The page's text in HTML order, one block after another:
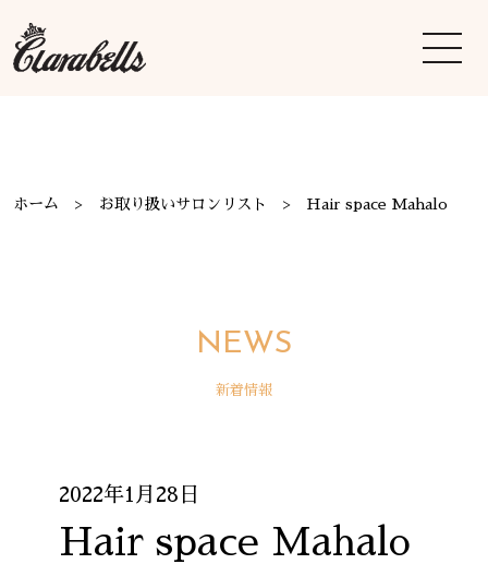
ホーム お取り扱いサロンリスト Hair space Mahalo
NEWS
新着情報
2022年1月28日
Hair space Mahalo